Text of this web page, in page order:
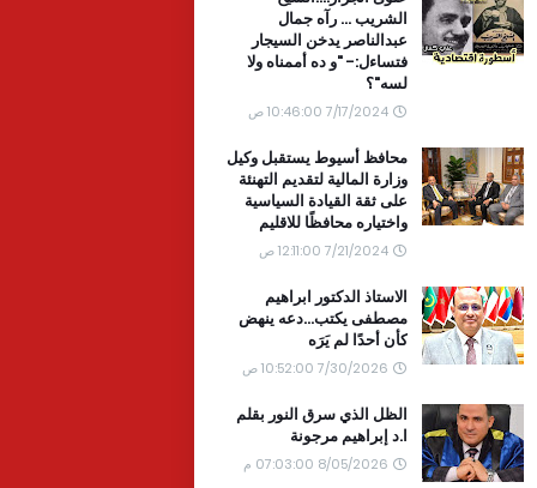
الشريب ... رآه جمال
عبدالناصر يدخن السيجار
فتساءل:- "و ده أممناه ولا
لسه"؟
7/17/2024 10:46:00 ص
محافظ أسيوط يستقبل وكيل
وزارة المالية لتقديم التهنئة
على ثقة القيادة السياسية
واختياره محافظًا للاقليم
7/21/2024 12:11:00 ص
الاستاذ الدكتور ابراهيم
مصطفى يكتب...دعه ينهض
كأن أحدًا لم يَرَه
7/30/2026 10:52:00 ص
الظل الذي سرق النور بقلم
ا.د إبراهيم مرجونة
8/05/2026 07:03:00 م